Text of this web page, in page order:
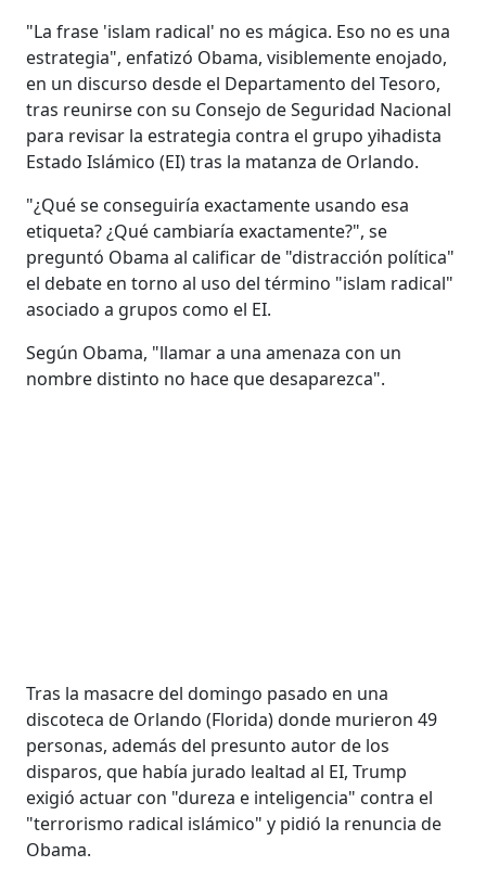
"La frase 'islam radical' no es mágica. Eso no es una
estrategia", enfatizó Obama, visiblemente enojado,
en un discurso desde el Departamento del Tesoro,
tras reunirse con su Consejo de Seguridad Nacional
para revisar la estrategia contra el grupo yihadista
Estado Islámico (EI) tras la matanza de Orlando.
"¿Qué se conseguiría exactamente usando esa
etiqueta? ¿Qué cambiaría exactamente?", se
preguntó Obama al calificar de "distracción política"
el debate en torno al uso del término "islam radical"
asociado a grupos como el EI.
Según Obama, "llamar a una amenaza con un
nombre distinto no hace que desaparezca".
Tras la masacre del domingo pasado en una
discoteca de Orlando (Florida) donde murieron 49
personas, además del presunto autor de los
disparos, que había jurado lealtad al EI, Trump
exigió actuar con "dureza e inteligencia" contra el
"terrorismo radical islámico" y pidió la renuncia de
Obama.